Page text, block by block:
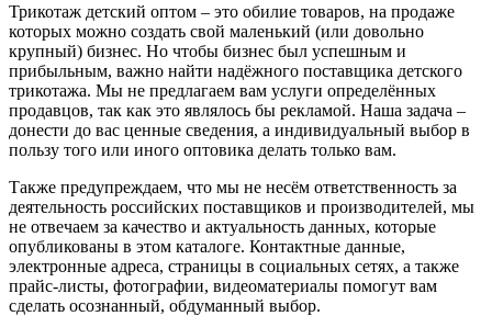
Трикотаж детский оптом – это обилие товаров, на продаже
которых можно создать свой маленький (или довольно
крупный) бизнес. Но чтобы бизнес был успешным и
прибыльным, важно найти надёжного поставщика детского
трикотажа. Мы не предлагаем вам услуги определённых
продавцов, так как это являлось бы рекламой. Наша задача –
донести до вас ценные сведения, а индивидуальный выбор в
пользу того или иного оптовика делать только вам.
Также предупреждаем, что мы не несём ответственность за
деятельность российских поставщиков и производителей, мы
не отвечаем за качество и актуальность данных, которые
опубликованы в этом каталоге. Контактные данные,
электронные адреса, страницы в социальных сетях, а также
прайс-листы, фотографии, видеоматериалы помогут вам
сделать осознанный, обдуманный выбор.